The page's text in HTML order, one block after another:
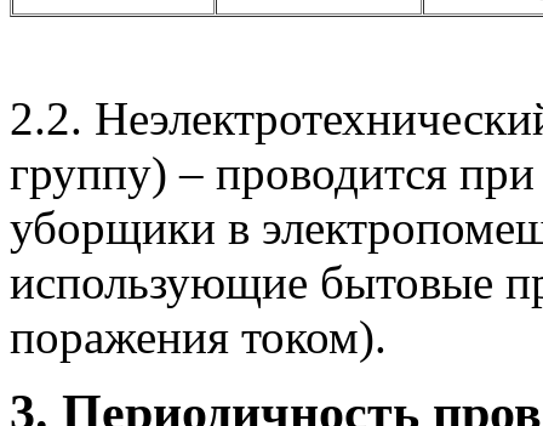
2.2.
группу) – проводится
уборщики в
использующие бытовые
поражения током).
3. Периодичность